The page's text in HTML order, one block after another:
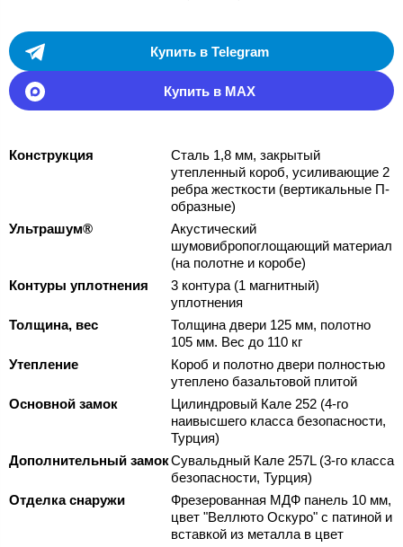
Купить в Telegram
Купить в MAX
Конструкция
Сталь 1,8 мм, закрытый
утепленный короб, усиливающие 2
ребра жесткости (вертикальные П-
образные)
Ультрашум®
Акустический
шумовибропоглощающий материал
(на полотне и коробе)
Контуры уплотнения
3 контура (1 магнитный)
уплотнения
Толщина, вес
Толщина двери 125 мм, полотно
105 мм. Вес до 110 кг
Утепление
Короб и полотно двери полностью
утеплено базальтовой плитой
Основной замок
Цилиндровый Кале 252 (4-го
наивысшего класса безопасности,
Турция)
Дополнительный замокСувальдный Кале 257L (3-го класса
безопасности, Турция)
Отделка снаружи
Фрезерованная МДФ панель 10 мм,
цвет "Веллюто Оскуро" с патиной и
вставкой из металла в цвет